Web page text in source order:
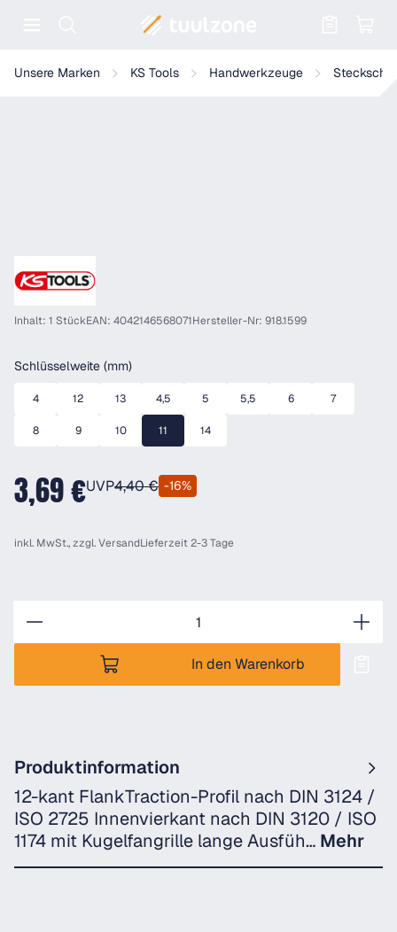
Unsere Marken KS Tools Handwerkzeuge
KS Tools 1/4" CHROMEplus 12-kant-Stecknuss, lang
Inhalt: 1 StückEAN: 4042146568071Hersteller-Nr: 918.1599
Schlüsselweite (mm)auswählen
4 12 13 4,5 5 5,5 6 7
8 9 10 11 14
3,69 €UVP4,40 € -16%
inkl. MwSt., zzgl.VersandLieferzeit 2-3 Tage
In den Warenkorb
Produktinformation
12-kant FlankTraction-Profil nach DIN 3124 /
ISO 2725 Innenvierkant nach DIN 3120 / ISO
1174 mit Kugelfangrille lange Ausfüh… Mehr